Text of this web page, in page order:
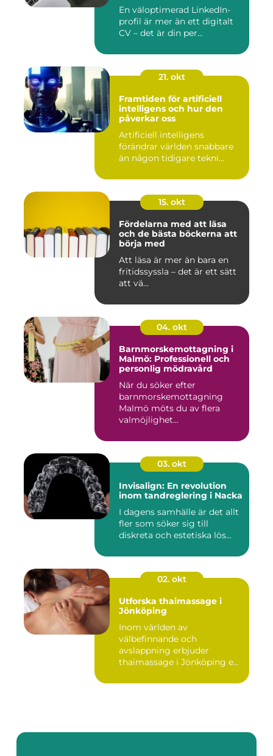
En väloptimerad LinkedIn-
profil är mer än ett digitalt
CV – det är din per...
21. okt
Framtiden för artificiell
intelligens och hur den
påverkar oss
Artificiell intelligens
förändrar världen snabbare
än någon tidigare tekni...
15. okt
Fördelarna med att läsa
och de bästa böckerna att
börja med
Att läsa är mer än bara en
fritidssyssla – det är ett sätt
att vä...
04. okt
Barnmorskemottagning i
Malmö: Professionell och
personlig mödravård
När du söker efter
barnmorskemottagning
Malmö möts du av flera
valmöjlighet...
03. okt
Invisalign: En revolution
inom tandreglering i Nacka
I dagens samhälle är det allt
fler som söker sig till
diskreta och estetiska lös...
02. okt
Utforska thaimassage i
Jönköping
Inom världen av
välbefinnande och
avslappning erbjuder
thaimassage i Jönköping e...